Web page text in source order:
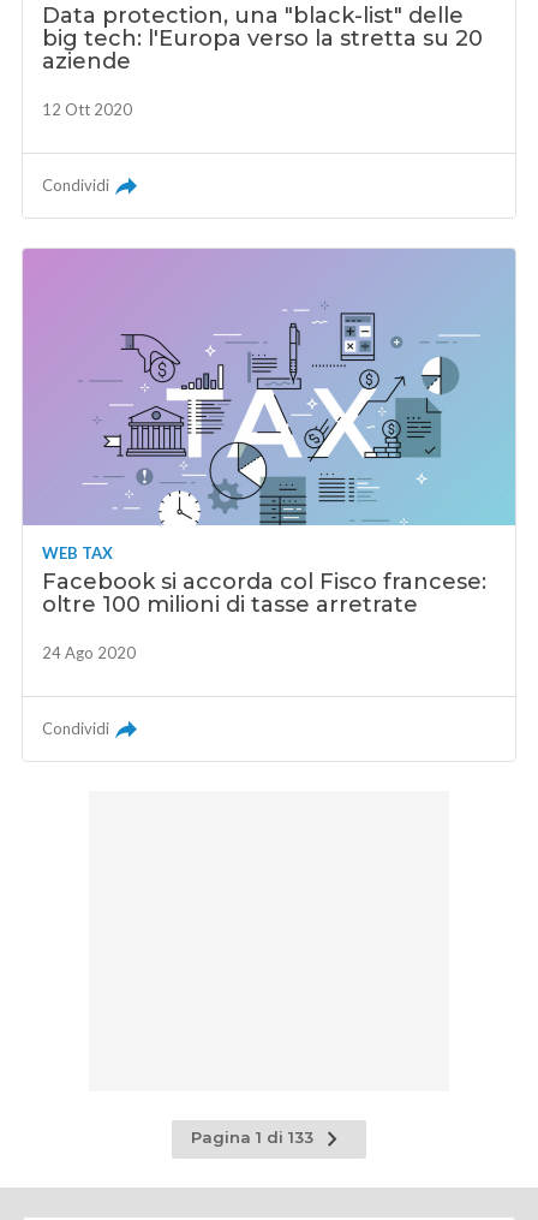
Data protection, una "black-list" delle
big tech: l'Europa verso la stretta su 20
aziende
12 Ott 2020
Condividi
WEB TAX
Facebook si accorda col Fisco francese:
oltre 100 milioni di tasse arretrate
24 Ago 2020
Condividi
Pagina 1 di 133
Pagina
successiva